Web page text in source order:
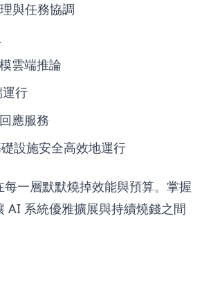
與任務協調
雲端推論
行
應服務
設施安全高效地運行
每一層默默燒掉效能與預算。掌握
AI 系統優雅擴展與持續燒錢之間